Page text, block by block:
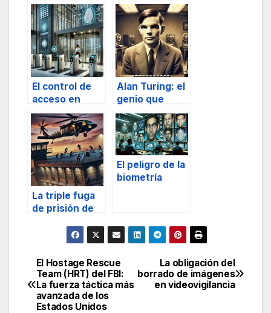
El control de
acceso en
edificios
Alan Turing: el
genio que
ganó una
guerra
La triple fuga
de prisión de
El peligro de la
biometría
criminales
Navegación
de
La obligación del
borrado de imágenes
en videovigilancia
El Hostage Rescue
Team (HRT) del FBI:
La fuerza táctica más
avanzada de los
Estados Unidos